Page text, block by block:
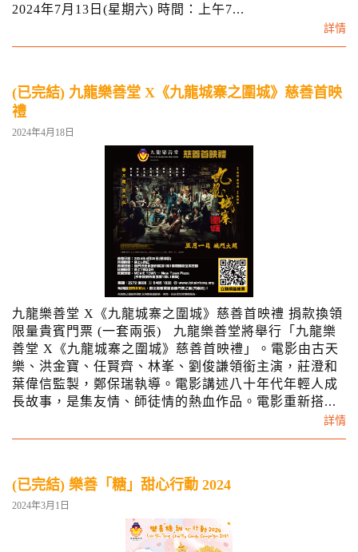
2024年7月13日(星期六) 時間：上午7...
詳情
(已完結) 九龍樂善堂 X《九龍城寨之圍城》慈善首映
禮
2024年4月18日
九龍樂善堂 X《九龍城寨之圍城》慈善首映禮 捐款換領
限量貴賓門票 (一套兩張) 九龍樂善堂將舉行「九龍樂
善堂 X《九龍城寨之圍城》慈善首映禮」。電影由古天
樂、洪金寶、任賢齊、林峯、劉俊謙領銜主演，莊澄和
葉偉信監製，鄭保瑞執導。電影講述八十年代年輕人成
長故事，是集友情、師徒情的熱血作品。電影重新搭...
詳情
(已完結) 樂善「糖」甜心行動 2024
2024年3月1日